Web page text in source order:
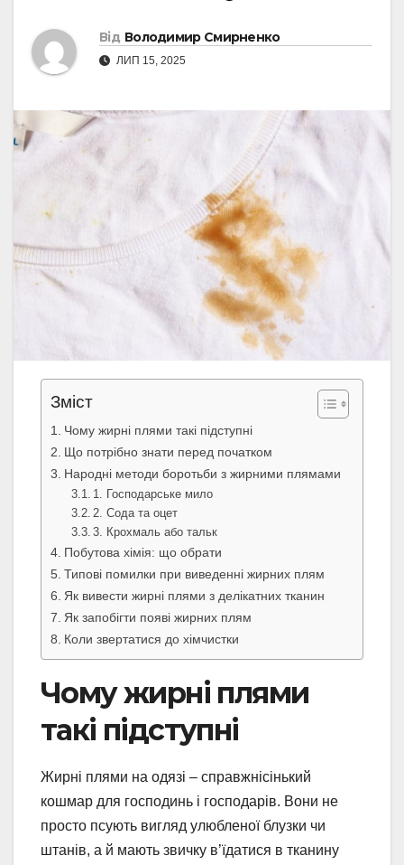
Від Володимир Смирненко
ЛИП 15, 2025
Зміст
Чому жирні плями такі підступні
Що потрібно знати перед початком
Народні методи боротьби з жирними плямами
1. Господарське мило
2. Сода та оцет
3. Крохмаль або тальк
Побутова хімія: що обрати
Типові помилки при виведенні жирних плям
Як вивести жирні плями з делікатних тканин
Як запобігти появі жирних плям
Коли звертатися до хімчистки
Чому жирні плями
такі підступні
Жирні плями на одязі – справжнісінький
кошмар для господинь і господарів. Вони не
просто псують вигляд улюбленої блузки чи
штанів, а й мають звичку в’їдатися в тканину